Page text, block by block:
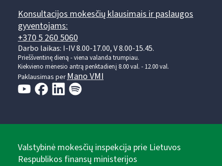
Konsultacijos mokesčių klausimais ir paslaugos
gyventojams:
+370 5 260 5060
Darbo laikas: I-IV 8.00-17.00, V 8.00-15.45.
Prieššventinę dieną - viena valanda trumpiau.
Kiekvieno mėnesio antrą penktadienį 8.00 val. - 12.00 val.
Paklausimas perMano VMI
Valstybinė mokesčių inspekcija prie Lietuvos
Respublikos finansų ministerijos